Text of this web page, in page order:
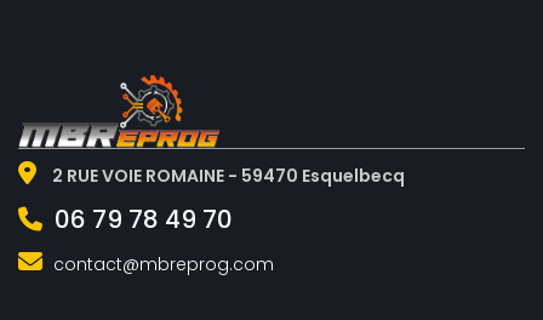
2 RUE VOIE ROMAINE - 59470 Esquelbecq
06 79 78 49 70
contact@mbreprog.com